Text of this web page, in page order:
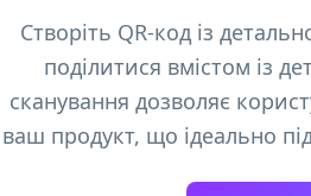
Створіть QR-код із
поділитися вмістом із
сканування дозволяє
ваш продукт, що ідеально